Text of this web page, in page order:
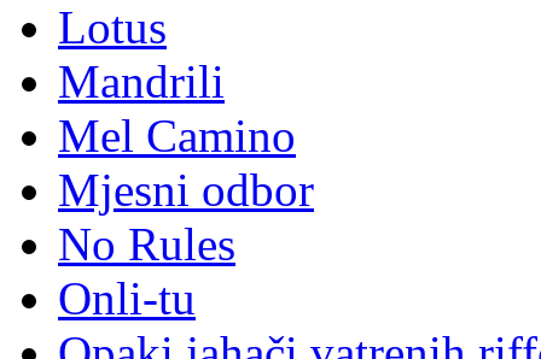
Lotus
Mandrili
Mel Camino
Mjesni odbor
No Rules
Onli-tu